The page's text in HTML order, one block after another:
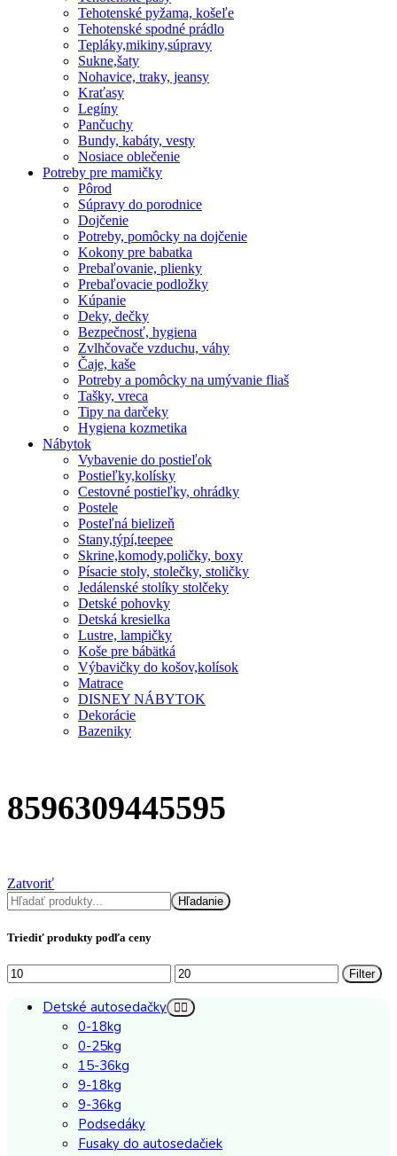
Tehotenské pyžama, košeľe
Tehotenské spodné prádlo
Tepláky,mikiny,súpravy
Sukne,šaty
Nohavice, traky, jeansy
Kraťasy
Legíny
Pančuchy
Bundy, kabáty, vesty
Nosiace oblečenie
Potreby pre mamičky
Pôrod
Súpravy do porodnice
Dojčenie
Potreby, pomôcky na dojčenie
Kokony pre babatka
Prebaľovanie, plienky
Prebaľovacie podložky
Kúpanie
Deky, dečky
Bezpečnosť, hygiena
Zvlhčovače vzduchu, váhy
Čaje, kaše
Potreby a pomôcky na umývanie fliaš
Tašky, vreca
Tipy na darčeky
Hygiena kozmetika
Nábytok
Vybavenie do postieľok
Postieľky,kolísky
Cestovné postieľky, ohrádky
Postele
Posteľná bielizeň
Stany,týpí,teepee
Skrine,komody,poličky, boxy
Písacie stoly, stolečky, stoličky
Jedálenské stolíky stolčeky
Detské pohovky
Detská kresielka
Lustre, lampičky
Koše pre bábätká
Výbavičky do košov,kolísok
Matrace
DISNEY NÁBYTOK
Dekorácie
Bazeniky
8596309445595
Zatvoriť
Hľadať
Hľadanie
Triediť produkty podľa ceny
Minimálna
cena
Maximálna
cena
Filter
Detské autosedačky
0-18kg
0-25kg
15-36kg
9-18kg
9-36kg
Podsedáky
Fusaky do autosedačiek